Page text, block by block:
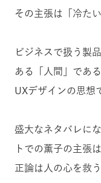
その主張は「冷た
ビジネスで扱う製
ある「人間」であ
UXデザインの思想
盛大なネタバレに
トでの薫子の主張
正論は人の心を救